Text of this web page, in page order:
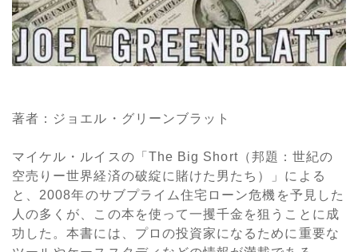
著者：ジョエル・グリーンブラット
マイケル・ルイスの「The Big Short（邦題：世紀の
空売りー世界経済の破綻に賭けた男たち）」による
と、2008年のサブプライム住宅ローン危機を予見した
人の多くが、この本を使って一攫千金を狙うことに成
功した。本書には、プロの投資家になるために重要な